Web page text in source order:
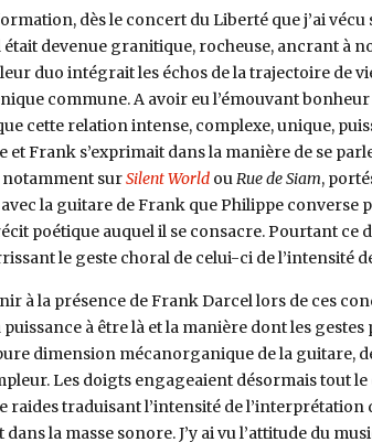
dès le concert du Liberté que j’ai
devenue granitique, rocheuse, ancrant à
duo intégrait les échos de la trajectoire de
commune. A avoir eu l’émouvant bonheur
cette relation intense, complexe, unique,
et Frank s’exprimait dans la manière de se
notamment surSilent WorldouRue de Siam,
avec la guitare de Frank que Philippe
poétique auquel il se consacre. Pourtant ce
le geste choral de celui-ci de l’intensité
à la présence de Frank Darcel lors de ces
à être là et la manière dont les
dimension mécanorganique de la guitare,
Les doigts engageaient désormais tout
raides traduisant l’intensité de l’interprétation
la masse sonore. J’y ai vu l’attitude du